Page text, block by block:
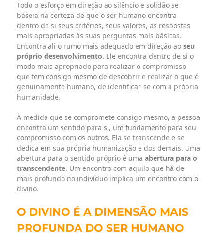
Todo o esforço em direção ao silêncio e solidão se
baseia na certeza de que o ser humano encontra
dentro de si seus critérios, seus valores, as respostas
mais apropriadas às suas perguntas mais básicas.
Encontra ali o rumo mais adequado em direção ao seu
próprio desenvolvimento. Ele encontra dentro de si o
modo mais apropriado para realizar o compromisso
que tem consigo mesmo de descobrir e realizar o que é
genuinamente humano, de identificar-se com a própria
humanidade.
À medida que se compromete consigo mesmo, a pessoa
encontra um sentido para si, um fundamento para seu
compromisso com os outros. Ela se transcende e se
dedica em sua própria humanização e dos demais. Uma
abertura para o sentido próprio é uma abertura para o
transcendente. Um encontro com aquilo que há de
mais profundo no indivíduo implica um encontro com o
divino.
O DIVINO É A DIMENSÃO MAIS
PROFUNDA DO SER HUMANO